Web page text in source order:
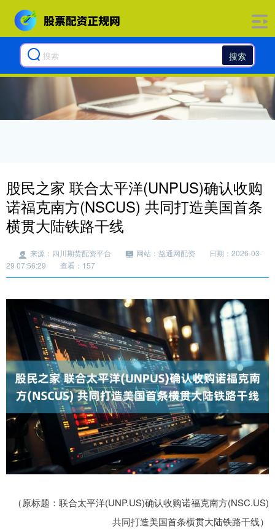
搜索
股民之家 联合太平洋(UNPUS)确认收购
诺福克南方(NSCUS) 共同打造美国首条
横贯大陆铁路干线
来源：四川期货配资平台 网站：益通网配资
日期：2026-03-
29 07:56:29
查看：157
（原标题：联合太平洋(UNP.US)确认收购诺福克南方(NSC.US)
共同打造美国首条横贯大陆铁路干线）